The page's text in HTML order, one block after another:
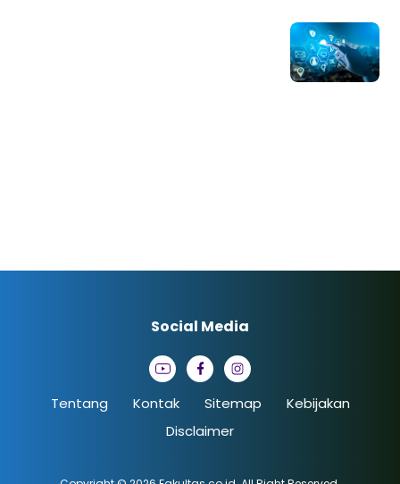
Tentang Kontak Sitemap
Kebijakan
Disclaimer
Social Media